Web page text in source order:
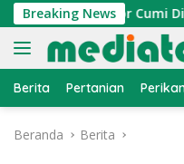
Langsung
ke
konten
Breaking News
Atraktor Cumi Dipasang
Berita Pertanian
Beranda Berita